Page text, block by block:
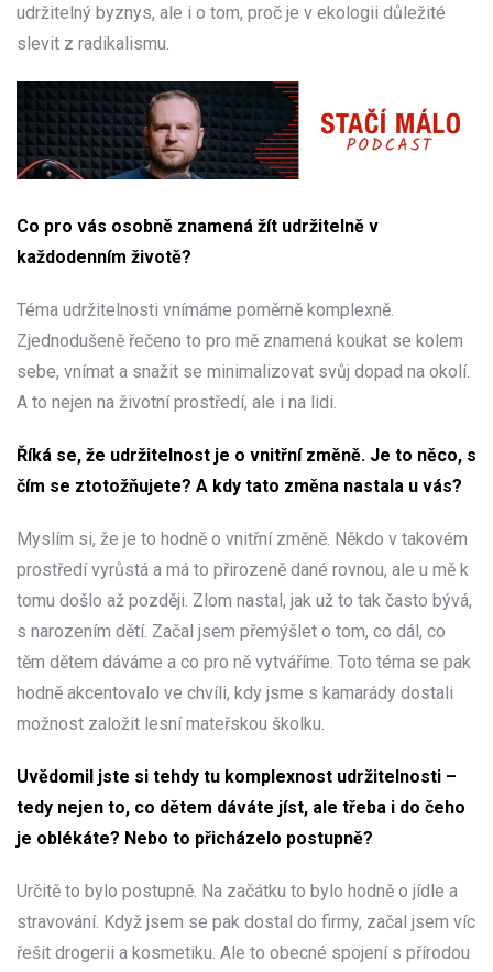
udržitelný byznys, ale i o tom, proč je v ekologii důležité
slevit z radikalismu.
Co pro vás osobně znamená žít udržitelně v
každodenním životě?
Téma udržitelnosti vnímáme poměrně komplexně.
Zjednodušeně řečeno to pro mě znamená koukat se kolem
sebe, vnímat a snažit se minimalizovat svůj dopad na okolí.
A to nejen na životní prostředí, ale i na lidi.
Říká se, že udržitelnost je o vnitřní změně. Je to něco, s
čím se ztotožňujete? A kdy tato změna nastala u vás?
Myslím si, že je to hodně o vnitřní změně. Někdo v takovém
prostředí vyrůstá a má to přirozeně dané rovnou, ale u mě k
tomu došlo až později. Zlom nastal, jak už to tak často bývá,
s narozením dětí. Začal jsem přemýšlet o tom, co dál, co
těm dětem dáváme a co pro ně vytváříme. Toto téma se pak
hodně akcentovalo ve chvíli, kdy jsme s kamarády dostali
možnost založit lesní mateřskou školku.
Uvědomil jste si tehdy tu komplexnost udržitelnosti –
tedy nejen to, co dětem dáváte jíst, ale třeba i do čeho
je oblékáte? Nebo to přicházelo postupně?
Určitě to bylo postupně. Na začátku to bylo hodně o jídle a
stravování. Když jsem se pak dostal do firmy, začal jsem víc
řešit drogerii a kosmetiku. Ale to obecné spojení s přírodou